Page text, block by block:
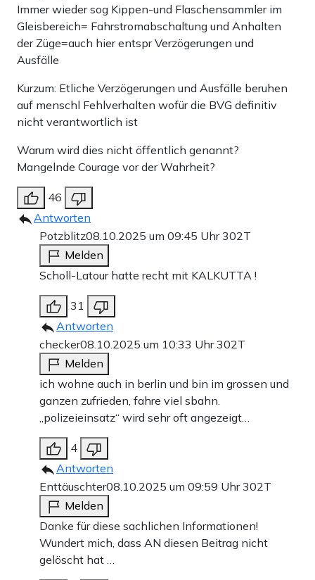
Immer wieder sog Kippen-und Flaschensammler im
Gleisbereich= Fahrstromabschaltung und Anhalten
der Züge=auch hier entspr Verzögerungen und
Ausfälle
Kurzum: Etliche Verzögerungen und Ausfälle beruhen
auf menschl Fehlverhalten wofür die BVG definitiv
nicht verantwortlich ist
Warum wird dies nicht öffentlich genannt?
Mangelnde Courage vor der Wahrheit?
46
Antworten
Potzblitz08.10.2025 um 09:45 Uhr302T
Melden
Scholl-Latour hatte recht mit KALKUTTA !
31
Antworten
checker08.10.2025 um 10:33 Uhr302T
Melden
ich wohne auch in berlin und bin im grossen und
ganzen zufrieden, fahre viel sbahn.
„polizeieinsatz“ wird sehr oft angezeigt…
4
Antworten
Enttäuschter08.10.2025 um 09:59 Uhr302T
Melden
Danke für diese sachlichen Informationen!
Wundert mich, dass AN diesen Beitrag nicht
gelöscht hat …